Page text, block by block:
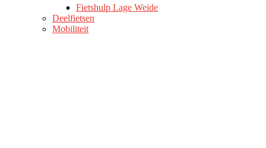
Fietshulp Lage Weide
Deelfietsen
Mobiliteit